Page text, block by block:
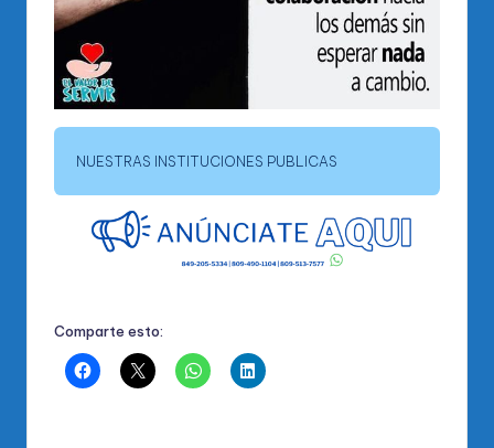
NUESTRAS INSTITUCIONES PUBLICAS
Comparte esto: